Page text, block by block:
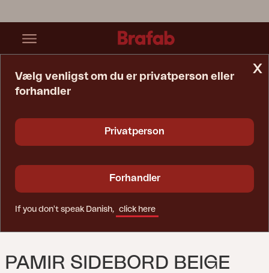
PAMIR SIDEBORD BEIGE
x
Vælg venligst om du er privatperson eller
forhandler
Privatperson
Forhandler
If you don't speak Danish, click here